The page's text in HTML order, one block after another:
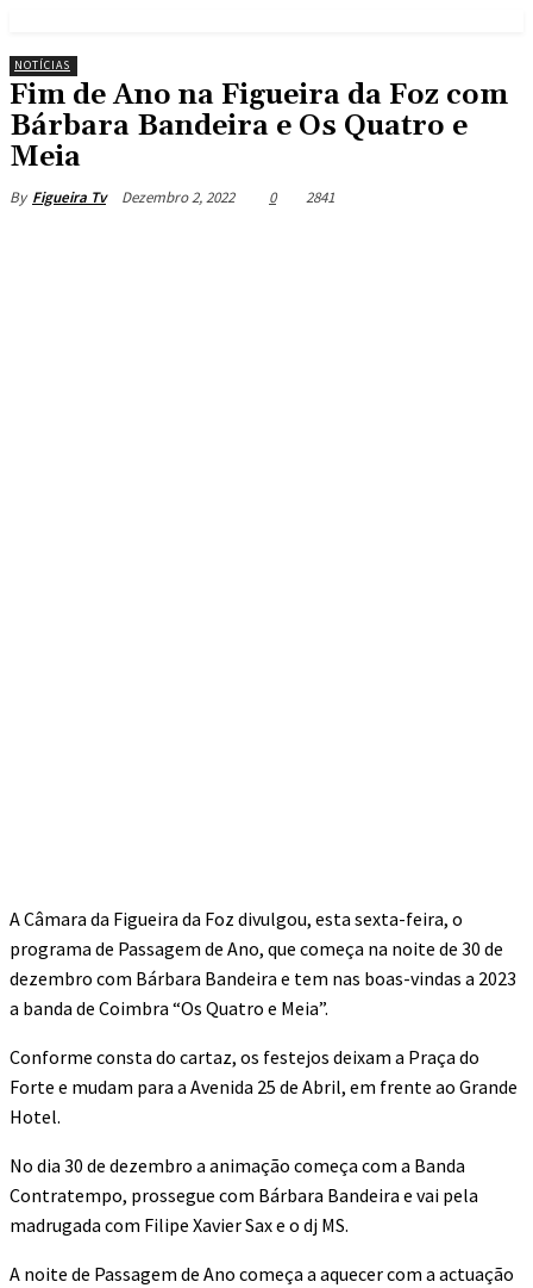
NOTÍCIAS
Fim de Ano na Figueira da Foz com
Bárbara Bandeira e Os Quatro e
Meia
By Figueira Tv Dezembro 2, 2022 0 2841
A Câmara da Figueira da Foz divulgou, esta sexta-feira, o
programa de Passagem de Ano, que começa na noite de 30 de
dezembro com Bárbara Bandeira e tem nas boas-vindas a 2023
a banda de Coimbra “Os Quatro e Meia”.
Conforme consta do cartaz, os festejos deixam a Praça do
Forte e mudam para a Avenida 25 de Abril, em frente ao Grande
Hotel.
No dia 30 de dezembro a animação começa com a Banda
Contratempo, prossegue com Bárbara Bandeira e vai pela
madrugada com Filipe Xavier Sax e o dj MS.
A noite de Passagem de Ano começa a aquecer com a actuação